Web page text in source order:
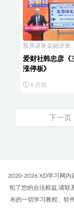
股票讲座金融讲座
爱财社韩忠彦《
涨停板》
6 月前
下一页
2020-2026 XD学习网内
犯了您的合法权益,请联
布的一切学习教程、软